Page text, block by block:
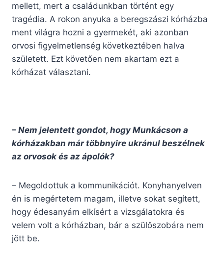
mellett, mert a családunkban történt egy
tragédia. A rokon anyuka a beregszászi kórházba
ment világra hozni a gyermekét, aki azonban
orvosi figyelmetlenség következtében halva
született. Ezt követően nem akartam ezt a
kórházat választani.
– Nem jelentett gondot, hogy Munkácson a
kórházakban már többnyire ukránul beszélnek
az orvosok és az ápolók?
– Megoldottuk a kommunikációt. Konyhanyelven
én is megértetem magam, illetve sokat segített,
hogy édesanyám elkísért a vizsgálatokra és
velem volt a kórházban, bár a szülőszobára nem
jött be.